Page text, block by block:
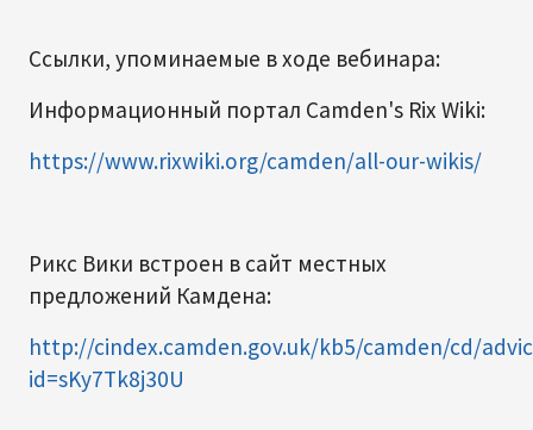
Ссылки, упоминаемые в ходе вебинара:
Информационный портал Camden's Rix Wiki:
https://www.rixwiki.org/camden/all-our-wikis/
Рикс Вики встроен в сайт местных
предложений Камдена:
http://cindex.camden.gov.uk/kb5/camden/cd/
id=sKy7Tk8j30U